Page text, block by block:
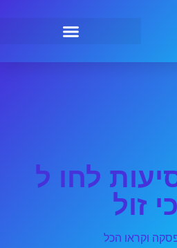
לחו ל
זול
וקראו הכל